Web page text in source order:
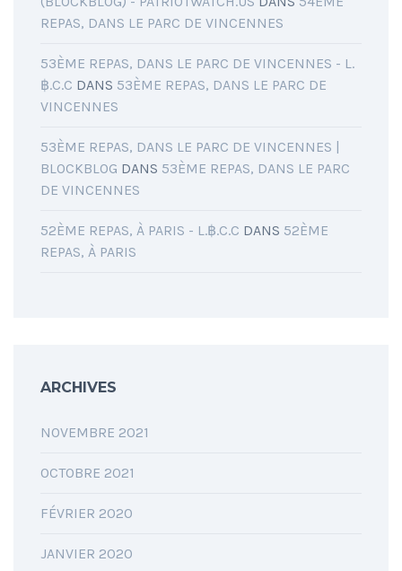
REPAS, DANS LE PARC DE VINCENNES
53ÈME REPAS, DANS LE PARC DE VINCENNES - L.
฿.C.C DANS 53ÈME REPAS, DANS LE PARC DE
VINCENNES
53ÈME REPAS, DANS LE PARC DE VINCENNES |
BLOCKBLOG DANS 53ÈME REPAS, DANS LE PARC
DE VINCENNES
52ÈME REPAS, À PARIS - L.฿.C.C DANS 52ÈME
REPAS, À PARIS
ARCHIVES
NOVEMBRE 2021
OCTOBRE 2021
FÉVRIER 2020
JANVIER 2020